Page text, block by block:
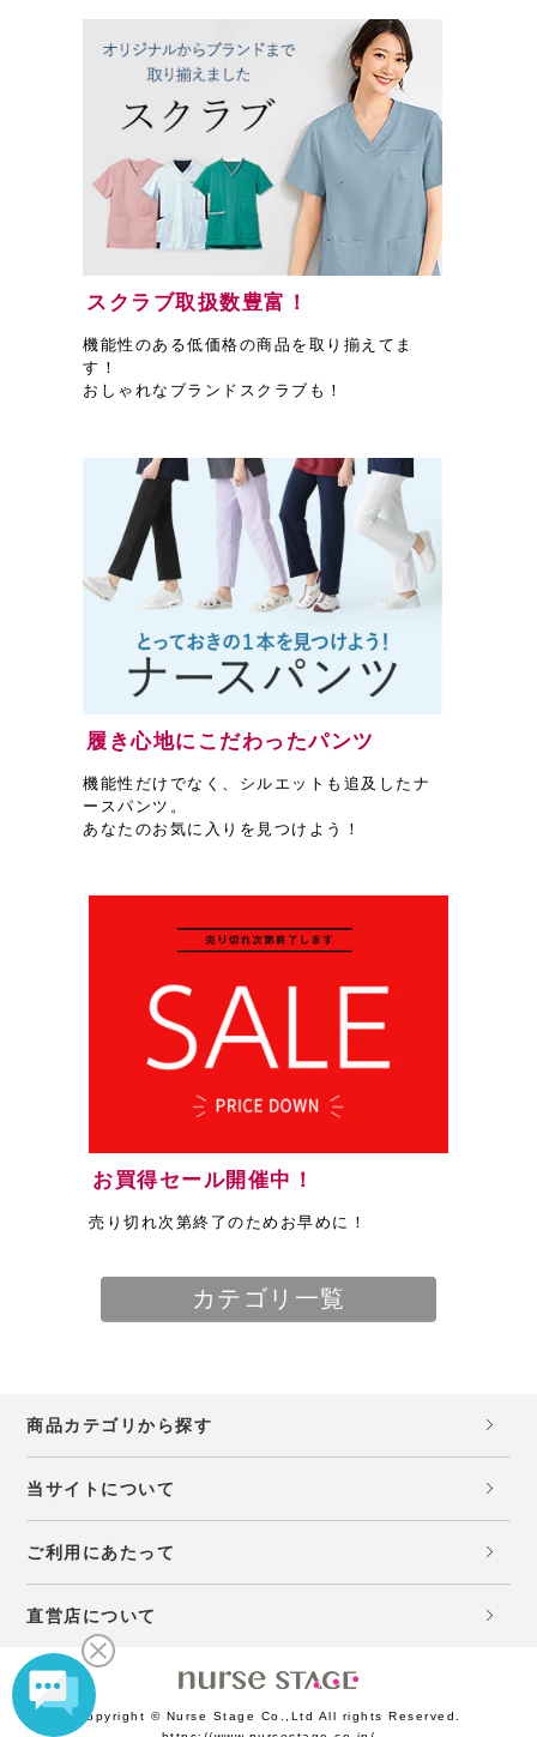
スクラブ取扱数豊富！
機能性のある低価格の商品を取り揃えてま
す！
おしゃれなブランドスクラブも！
履き心地にこだわったパンツ
機能性だけでなく、シルエットも追及したナ
ースパンツ。
あなたのお気に入りを見つけよう！
お買得セール開催中！
売り切れ次第終了のためお早めに！
カテゴリ一覧
商品カテゴリから探す
当サイトについて
ご利用にあたって
直営店について
Copyright © Nurse Stage Co.,Ltd All rights Reserved.